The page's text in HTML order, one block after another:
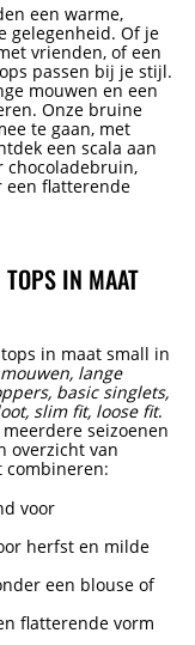
een warme,
gelegenheid. Of je
vrienden, of een
passen bij je stijl.
mouwen en een
Onze bruine
te gaan, met
een scala aan
chocoladebruin,
een flatterende
TOPS IN MAAT
in maat small in
lange
basic singlets,
slim fit, loose fit.
seizoenen
overzicht van
combineren:
voor
herfst en milde
een blouse of
flatterende vorm